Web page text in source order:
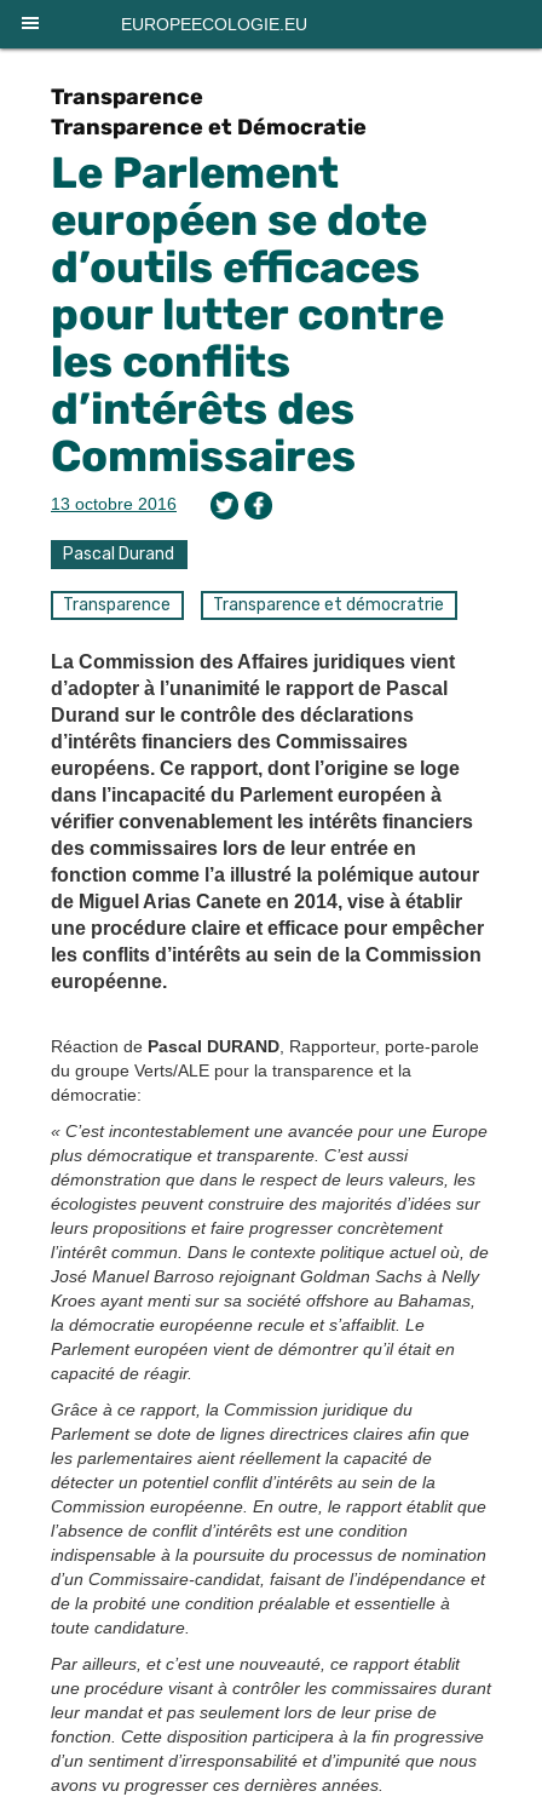
EUROPEECOLOGIE.EU
Transparence
Transparence et Démocratie
Le Parlement
européen se dote
d’outils efficaces
pour lutter contre
les conflits
d’intérêts des
Commissaires
13 octobre 2016
Pascal Durand
Transparence Transparence et démocratrie
La Commission des Affaires juridiques vient
d’adopter à l’unanimité le rapport de Pascal
Durand sur le contrôle des déclarations
d’intérêts financiers des Commissaires
européens. Ce rapport, dont l’origine se loge
dans l’incapacité du Parlement européen à
vérifier convenablement les intérêts financiers
des commissaires lors de leur entrée en
fonction comme l’a illustré la polémique autour
de Miguel Arias Canete en 2014, vise à établir
une procédure claire et efficace pour empêcher
les conflits d’intérêts au sein de la Commission
européenne.
Réaction de Pascal DURAND , Rapporteur, porte-parole
du groupe Verts/ALE pour la transparence et la
démocratie:
« C’est incontestablement une avancée pour une Europe
plus démocratique et transparente. C’est aussi
démonstration que dans le respect de leurs valeurs, les
écologistes peuvent construire des majorités d’idées sur
leurs propositions et faire progresser concrètement
l’intérêt commun. Dans le contexte politique actuel où, de
José Manuel Barroso rejoignant Goldman Sachs à Nelly
Kroes ayant menti sur sa société offshore au Bahamas,
la démocratie européenne recule et s’affaiblit. Le
Parlement européen vient de démontrer qu’il était en
capacité de réagir.
Grâce à ce rapport, la Commission juridique du
Parlement se dote de lignes directrices claires afin que
les parlementaires aient réellement la capacité de
détecter un potentiel conflit d’intérêts au sein de la
Commission européenne. En outre, le rapport établit que
l’absence de conflit d’intérêts est une condition
indispensable à la poursuite du processus de nomination
d’un Commissaire-candidat, faisant de l’indépendance et
de la probité une condition préalable et essentielle à
toute candidature.
Par ailleurs, et c’est une nouveauté, ce rapport établit
une procédure visant à contrôler les commissaires durant
leur mandat et pas seulement lors de leur prise de
fonction. Cette disposition participera à la fin progressive
d’un sentiment d’irresponsabilité et d’impunité que nous
avons vu progresser ces dernières années.